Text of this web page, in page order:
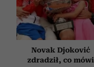
Novak Djoković
zdradził, co mówi